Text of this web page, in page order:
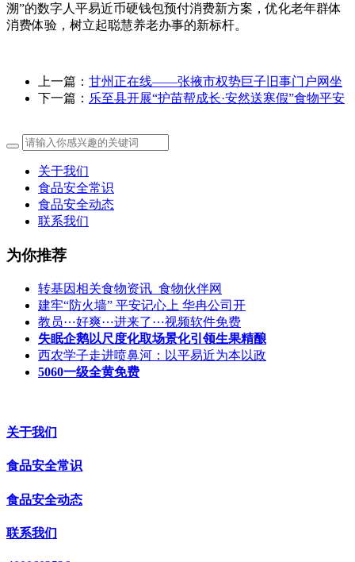
溯”的数字人平易近币硬钱包预付消费新方案，优化老年群体
消费体验，树立起聪慧养老办事的新标杆。
上一篇： 甘州正在线——张掖市权势巨子旧事门户网坐
下一篇： 乐至县开展“护苗帮成长·安然送寒假”食物平安
关于我们
食品安全常识
食品安全动态
联系我们
为你推荐
转基因相关食物资讯_食物伙伴网
建牢“防火墙” 平安记心上 华冉公司开
教员⋯好爽⋯进来了⋯视频软件免费
失眠企鹅以尺度化取场景化引领生果精酿
西农学子走进喷鼻河：以平易近为本以政
5060一级全黄免费
关于我们
食品安全常识
食品安全动态
联系我们